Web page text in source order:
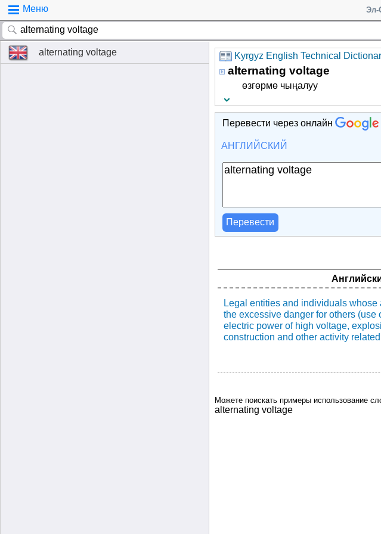
Меню Эл-
alternating voltage Kyrgyz English Technical
alternating voltage
өзгөрмө чыңалуу
Перевести через онлайн
АНГЛИЙСКИЙ
Перевести
Legal entities and individuals
the excessive danger for others (use
electric power of high voltage,
construction and other activity
Можете поискать примеры использование
alternating voltage